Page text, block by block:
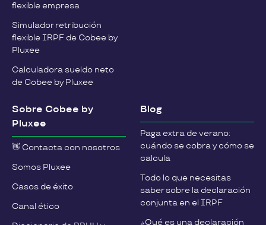
flexible empresa
Simulador retribución
flexible IRPF de Cobee by
Pluxee
Calculadora sueldo neto
de Cobee by Pluxee
Sobre Cobee by
Pluxee
👋 Contacta con nosotros
Somos Pluxee
Casos de éxito
Canal ético
Blog
Paga extra de verano:
cuándo se cobra y cómo se
calcula
Todo lo que necesitas
saber sobre la declaración
conjunta en el IRPF
¿Qué es una declaración